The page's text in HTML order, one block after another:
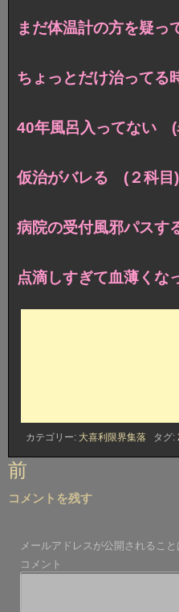
まだ体温計の方を疑
ちょっとだけ治って
40年風呂入ってない (
仮治がバレる (２科目)
病院の受付風邪パス
点滴しすぎて血薄く
カテゴリー: 大喜利限界集落 タグ:
投
ナ
ゲ
ー
前
コメントを残す
メールアドレスが公開されること
コメント